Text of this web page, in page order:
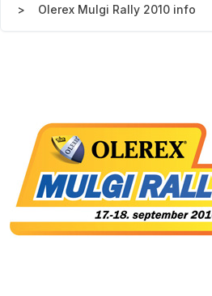
Olerex Mulgi Rally 2010 info